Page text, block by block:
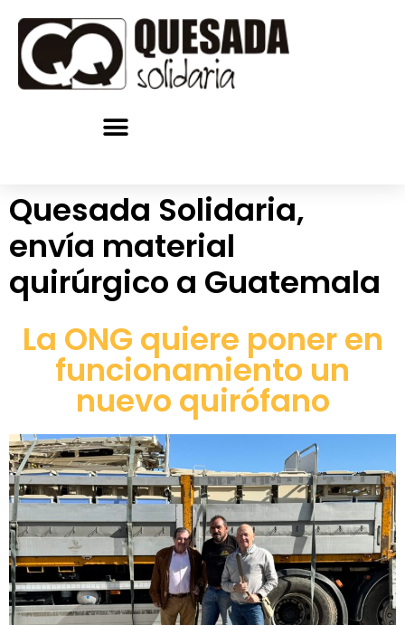
Quesada Solidaria,
envía material
quirúrgico a Guatemala
La ONG quiere poner en
funcionamiento un
nuevo quirófano